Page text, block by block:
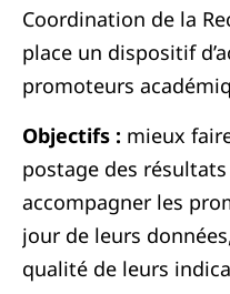
Coordination de la
place un dispositif
promoteurs
Objectifs : mieux
postage des
accompagner les
jour de leurs
qualité de leurs